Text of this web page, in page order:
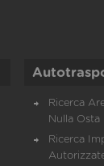
Ricerca
Nulla Osta
Ricerca